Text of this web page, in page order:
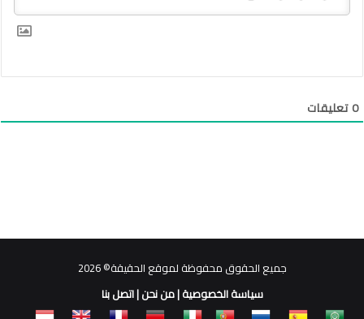
0تعليقات
جميع الحقوق محفوظة لموقع الحقيقة© 2026
سياسة الخصوصية|من نحن|اتصل بنا